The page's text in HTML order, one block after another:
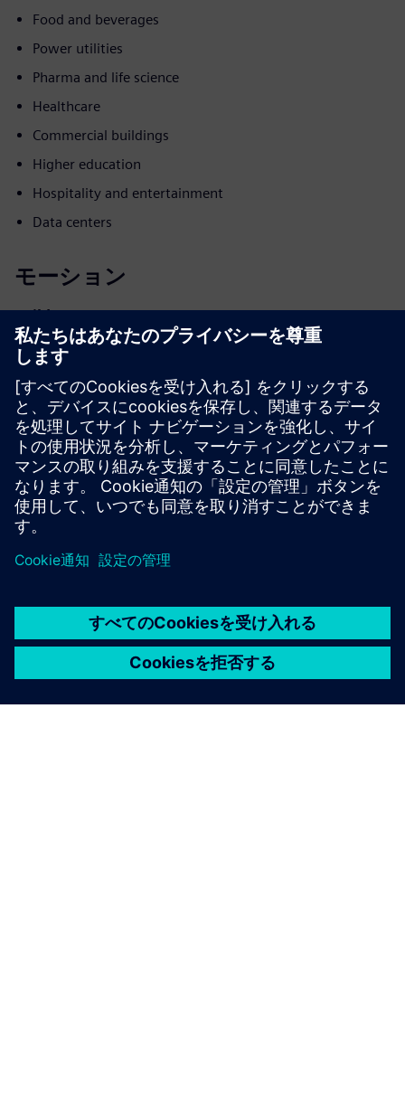
Food and beverages
Power utilities
Pharma and life science
Healthcare
Commercial buildings
Higher education
Hospitality and entertainment
Data centers
モーション
Build
新しい製品を作成してSiemens Xcelerator製品／ソリュー
ションを拡張または構築するか、Siemens Xcelerator製品
と自社製品を統合して新たな顧客ソリューションを創出す
る
Service
Siemens Xcelerator製品／ソリューションに、お客様の実
装、統合、運用、または保守を支援するサービスを提供